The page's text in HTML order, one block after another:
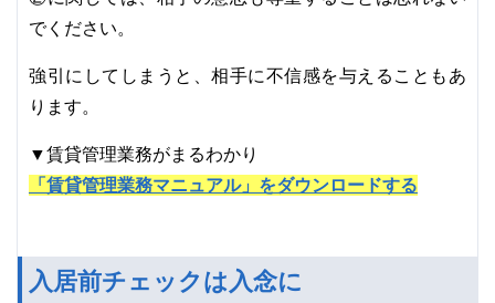
でください。
強引にしてしまうと、相手に不信感を与えることもあ
ります。
▼賃貸管理業務がまるわかり
「賃貸管理業務マニュアル」をダウンロードする
入居前チェックは入念に